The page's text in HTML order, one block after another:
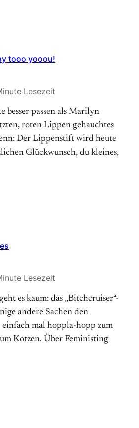
tooo yooou!
Lesezeit
besser passen als Marilyn
roten Lippen gehauchtes
Der Lippenstift wird heute
Glückwunsch, du kleines,
Lesezeit
es kaum: das „Bitchcruiser“-
andere Sachen den
mal hoppla-hopp zum
Kotzen. Über Feministing